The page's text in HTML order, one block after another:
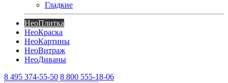
Гладкие
НеоПлитка
НеоКраска
НеоКартины
НеоВитраж
НеоДиваны
8 495 374-55-50 8 800 555-18-06